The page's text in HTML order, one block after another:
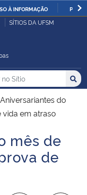
À INFORMAÇÃO
SÍTIOS DA UFSM
no no Sítio
Aniversariantes do
em atraso
mês de
de